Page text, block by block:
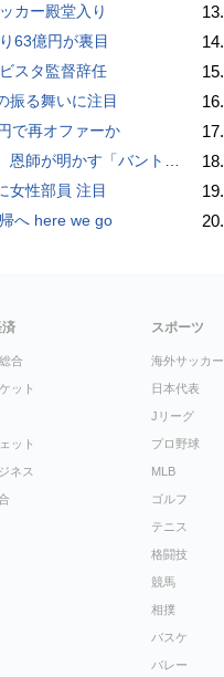
カー殿堂入り
63億円が裏目
スタ監督辞任
振る舞いに注目
で再オファーか
ト拒否でホームラン」の“やんちゃ坊主”時代
女性部員 注目
へ here we go
13.
14.
15.
16.
17.
18.
19.
20.
済
合
ット
ット
ネス
スポーツ
海外サッカー
日本代表
Jリーグ
プロ野球
MLB
ゴルフ
テニス
格闘技
競馬
相撲
バスケ
バレー